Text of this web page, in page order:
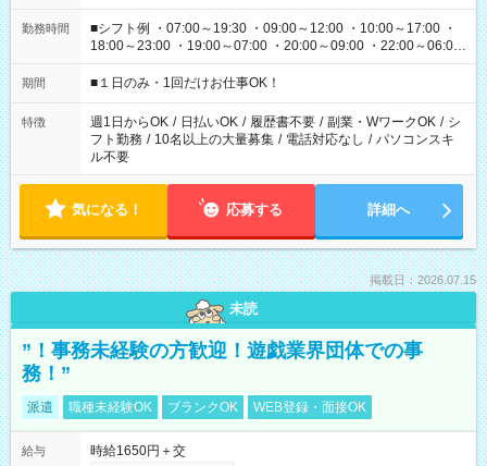
勤務時間
■シフト例 ・07:00～19:30 ・09:00～12:00 ・10:00～17:00 ・
18:00～23:00 ・19:00～07:00 ・20:00～09:00 ・22:00～06:00
etc ★最短で3時間で5,120円のお仕事から 15時間で2万円近く稼
げるお仕事も！ ご希望のお時間に合わせてご紹介！ ※シフトは
ください！
期間 ■１日のみ・1回だけお仕事OK！
特徴 週1日からOK / 日払いOK / 履歴書不要 / 副業・WワークOK / シ
フト勤務 / 10名以上の大量募集 / 電話対応なし / パソコンスキ
ル不要
気になる！ 応募する 詳細へ
掲載日：2026.07.15
未読
”！事務未経験の方歓迎！遊戯業界団体での事
務！”
派遣 職種未経験OK ブランクOK WEB登録・面接OK
給与
時給1650円＋交